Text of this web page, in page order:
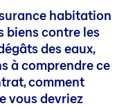
habitation
biens contre les
des eaux,
à comprendre ce
comment
vous devriez